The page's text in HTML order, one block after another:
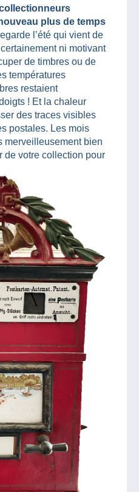
plus de temps
l’été qui vient de
ni motivant
de timbres ou de
températures
restaient
! Et la chaleur
des traces visibles
postales. Les mois
merveilleusement bien
de votre collection pour